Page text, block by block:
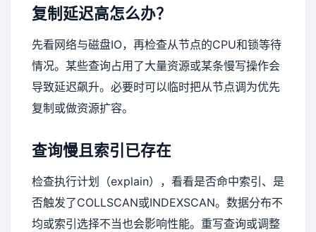
复制延迟高怎么办？
先看网络与磁盘IO，再检查从节点的CPU和锁等待
情况。某些查询占用了大量资源或某条慢写操作会
导致延迟飙升。必要时可以临时把从节点调为优先
复制或做资源扩容。
查询慢且索引已存在
检查执行计划（explain），看看是否命中索引、是
否触发了COLLSCAN或INDEXSCAN。数据分布不
均或索引选择不当也会影响性能。重写查询或调整